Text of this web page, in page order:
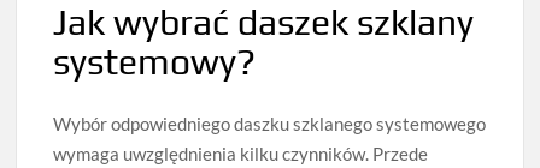
Jak wybrać daszek szklany
systemowy?
Wybór odpowiedniego daszku szklanego systemowego
wymaga uwzględnienia kilku czynników. Przede